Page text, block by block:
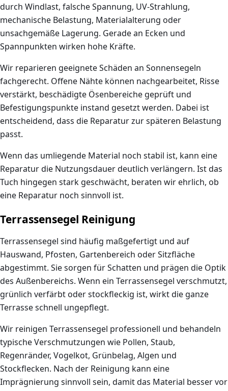
durch Windlast, falsche Spannung, UV-Strahlung,
mechanische Belastung, Materialalterung oder
unsachgemäße Lagerung. Gerade an Ecken und
Spannpunkten wirken hohe Kräfte.
Wir reparieren geeignete Schäden an Sonnensegeln
fachgerecht. Offene Nähte können nachgearbeitet, Risse
verstärkt, beschädigte Ösenbereiche geprüft und
Befestigungspunkte instand gesetzt werden. Dabei ist
entscheidend, dass die Reparatur zur späteren Belastung
passt.
Wenn das umliegende Material noch stabil ist, kann eine
Reparatur die Nutzungsdauer deutlich verlängern. Ist das
Tuch hingegen stark geschwächt, beraten wir ehrlich, ob
eine Reparatur noch sinnvoll ist.
Terrassensegel Reinigung
Terrassensegel sind häufig maßgefertigt und auf
Hauswand, Pfosten, Gartenbereich oder Sitzfläche
abgestimmt. Sie sorgen für Schatten und prägen die Optik
des Außenbereichs. Wenn ein Terrassensegel verschmutzt,
grünlich verfärbt oder stockfleckig ist, wirkt die ganze
Terrasse schnell ungepflegt.
Wir reinigen Terrassensegel professionell und behandeln
typische Verschmutzungen wie Pollen, Staub,
Regenränder, Vogelkot, Grünbelag, Algen und
Stockflecken. Nach der Reinigung kann eine
Imprägnierung sinnvoll sein, damit das Material besser vor